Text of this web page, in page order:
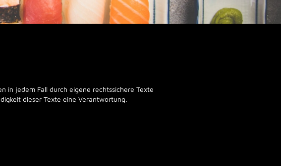
in jedem Fall durch eigene rechtssichere Texte
dieser Texte eine Verantwortung.